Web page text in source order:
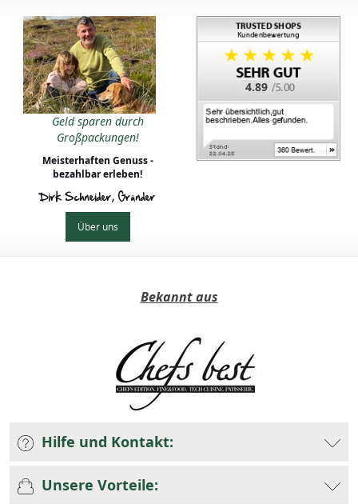
Geld sparen durch
Großpackungen!
Meisterhaften Genuss -
bezahlbar erleben!
Dirk Schneider, Gründer
Über uns
4.89
Bekannt aus
Hilfe und Kontakt:
Unsere Vorteile: